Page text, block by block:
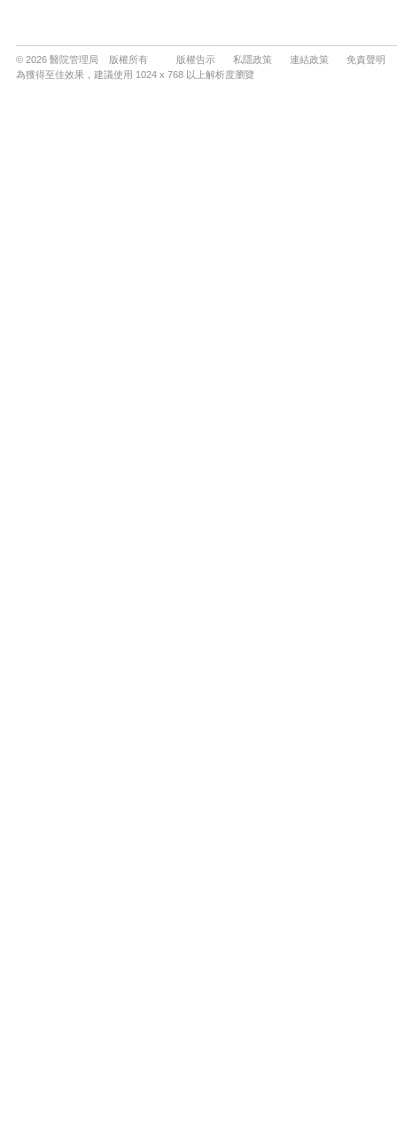
© 2026 醫院管理局 版權所有 版權告示 私隱政策 連結政策
免責聲明
為獲得至佳效果，建議使用 1024 x 768 以上解析度瀏覽